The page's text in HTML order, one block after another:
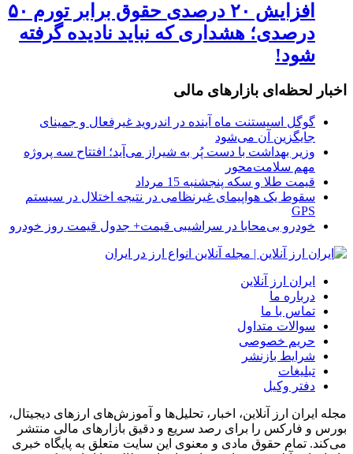
افزایش ۲۰ درصدی حقوق برابر تورم ۵۰
درصدی؛ هشداری که نباید نادیده گرفته
شود!
اخبار لحظه‌ای بازارهای مالی
گوگل اسیستنت ماه آینده در اندروید غیرفعال و جمینای
جایگزین آن می‌شود
وزیر بهداشت با دست پُر به شیراز می‌آید؛ افتتاح سه پروژه
مهم سلامت‌محور
قیمت طلا و سکه پنجشنبه 15 مرداد
سقوط یک هواپیمای غیرنظامی در نتیجه اختلال در سیستم‌
GPS
خودرو بی‌محابا در سراشیبی قیمت+ جدول قیمت روز خودرو
ایران ارز آنلاین
درباره ما
تماس با ما
سوالات متداول
حریم خصوصی
شرایط بازنشر
تبلیغات
دفتر وکیل
مجله ایران ارز آنلاین، اخبار، تحلیل‌ها و آموزش‌های ارزهای دیجیتال،
بورس و فارکس را برای رصد سریع و دقیق بازارهای مالی منتشر
می‌کند. تمام حقوق مادی و معنوی این سایت متعلق به پایگاه خبری